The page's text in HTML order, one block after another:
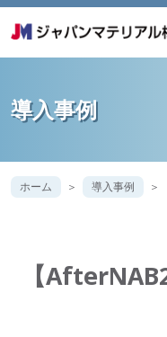
導入事例
ホーム 導入事例
【